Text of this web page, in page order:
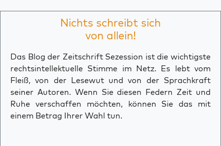
Nichts schreibt sich
von allein!
Das Blog der Zeitschrift Sezession ist die wichtigste
rechtsintellektuelle Stimme im Netz. Es lebt vom
Fleiß, von der Lesewut und von der Sprachkraft
seiner Autoren. Wenn Sie diesen Federn Zeit und
Ruhe verschaffen möchten, können Sie das mit
einem Betrag Ihrer Wahl tun.